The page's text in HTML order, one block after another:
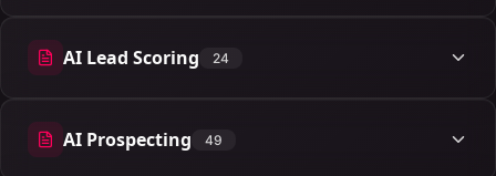
AI Lead Scoring 24
24 artículos
AI Prospecting 49
49 artículos